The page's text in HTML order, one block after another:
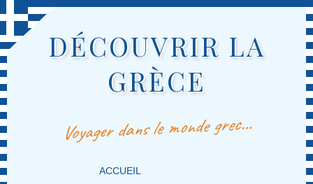
DÉCOUVRIR LA
GRÈCE
Voyager dans le monde grec…
MENU PRINCIPAL
MASQUER LA NAVIGATION PRINCIPALE
MASQUER LA NAVIGATION SECONDAIRE
ACCUEIL